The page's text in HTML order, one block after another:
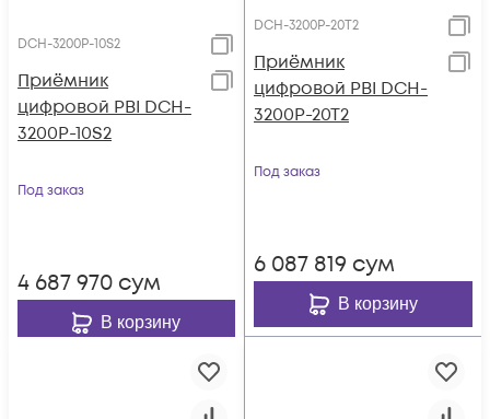
DCH-3200P-10S2
Приёмник
цифровой PBI DCH-
3200P-10S2
Под заказ
4 687 970 сум
В корзину
DCH-3200P-20T2
Приёмник
цифровой PBI DCH-
3200P-20T2
Под заказ
6 087 819 сум
В корзину